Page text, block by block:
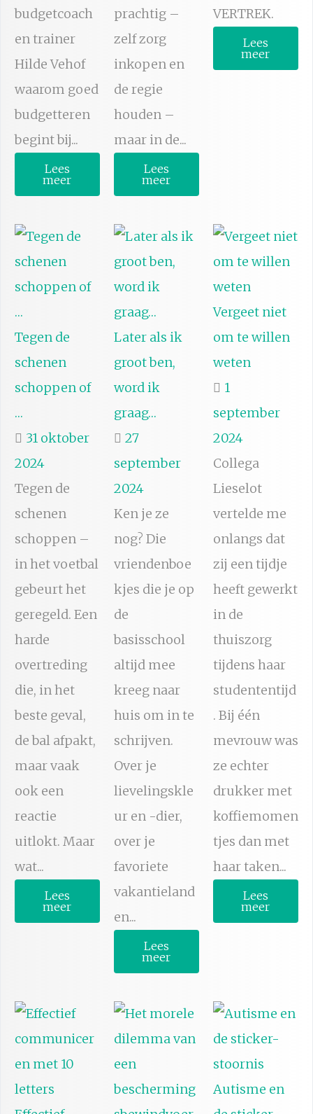
budgetcoach
en trainer
Hilde Vehof
waarom goed
budgetteren
begint bij...
Lees
meer
prachtig –
zelf zorg
inkopen en
de regie
houden –
maar in de...
Lees
meer
VERTREK.
Lees
meer
Tegen de
schenen
schoppen of
…
31 oktober
2024
Tegen de
schenen
schoppen –
in het voetbal
gebeurt het
geregeld. Een
harde
overtreding
die, in het
beste geval,
de bal afpakt,
maar vaak
ook een
reactie
uitlokt. Maar
wat...
Lees
meer
Later als ik
groot ben,
word ik
graag…
27
september
2024
Ken je ze
nog? Die
vriendenboe
kjes die je op
de
basisschool
altijd mee
kreeg naar
huis om in te
schrijven.
Over je
lievelingskle
ur en -dier,
over je
favoriete
vakantieland
en...
Lees
meer
Vergeet niet
om te willen
weten
1
september
2024
Collega
Lieselot
vertelde me
onlangs dat
zij een tijdje
heeft gewerkt
in de
thuiszorg
tijdens haar
studententijd
. Bij één
mevrouw was
ze echter
drukker met
koffiemomen
tjes dan met
haar taken...
Lees
meer
Autisme en